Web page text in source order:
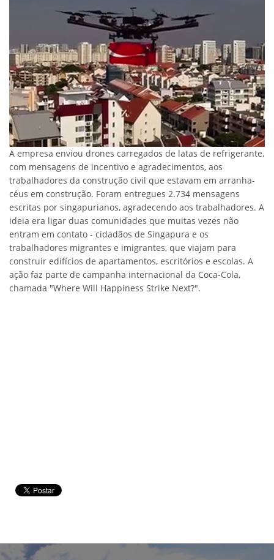
A empresa enviou drones carregados de latas de refrigerante,
com mensagens de incentivo e agradecimentos, aos
trabalhadores da construção civil que estavam em arranha-
céus em construção. Foram entregues 2.734 mensagens
escritas por singapurianos, agradecendo aos trabalhadores. A
ideia era ligar duas comunidades que muitas vezes não
entram em contato - cidadãos de Singapura e os
trabalhadores migrantes e imigrantes, que viajam para
construir edifícios de apartamentos, escritórios e escolas. A
ação faz parte de campanha internacional da Coca-Cola,
chamada "Where Will Happiness Strike Next?".